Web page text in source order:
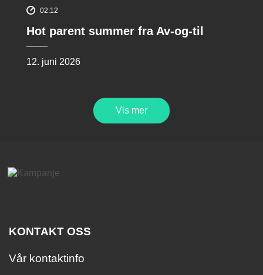
02:12
Hot parent summer fra Av-og-til
12. juni 2026
Vis mer
KONTAKT OSS
Vår kontaktinfo